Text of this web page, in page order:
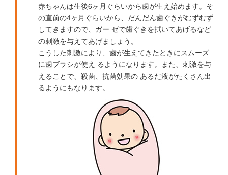
赤ちゃんは生後6ヶ月ぐらいから歯が生え始めます。そ
の直前の4ヶ月ぐらいから、だんだん歯ぐきがむずむず
してきますので、ガー ゼで歯ぐきを拭いてあげるなど
の刺激を与えてあげましょう。
こうした刺激により、歯が生えてきたときにスムーズ
に歯ブラシが使え るようになります。また、刺激を与
えることで、殺菌、抗菌効果の あるだ液がたくさん出
るようにもなります。